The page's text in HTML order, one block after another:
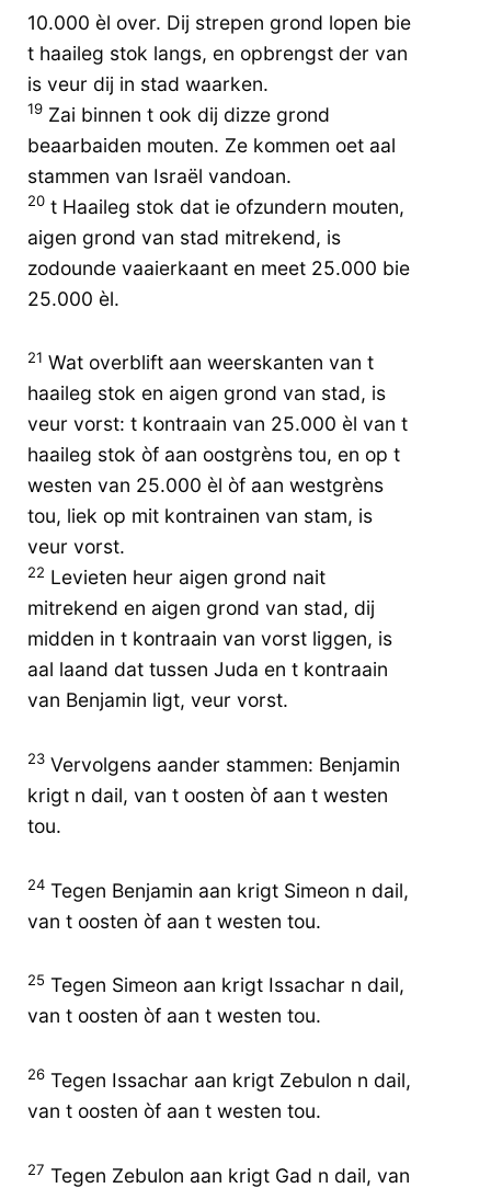
10.000 èl over. Dij strepen grond lopen bie
t haaileg stok langs, en opbrengst der van
is veur dij in stad waarken.
19 Zai binnen t ook dij dizze grond
beaarbaiden mouten. Ze kommen oet aal
stammen van Israël vandoan.
20 t Haaileg stok dat ie ofzundern mouten,
aigen grond van stad mitrekend, is
zodounde vaaierkaant en meet 25.000 bie
25.000 èl.
21 Wat overblift aan weerskanten van t
haaileg stok en aigen grond van stad, is
veur vorst: t kontraain van 25.000 èl van t
haaileg stok òf aan oostgrèns tou, en op t
westen van 25.000 èl òf aan westgrèns
tou, liek op mit kontrainen van stam, is
veur vorst.
22 Levieten heur aigen grond nait
mitrekend en aigen grond van stad, dij
midden in t kontraain van vorst liggen, is
aal laand dat tussen Juda en t kontraain
van Benjamin ligt, veur vorst.
23 Vervolgens aander stammen: Benjamin
krigt n dail, van t oosten òf aan t westen
tou.
24 Tegen Benjamin aan krigt Simeon n dail,
van t oosten òf aan t westen tou.
25 Tegen Simeon aan krigt Issachar n dail,
van t oosten òf aan t westen tou.
26 Tegen Issachar aan krigt Zebulon n dail,
van t oosten òf aan t westen tou.
27 Tegen Zebulon aan krigt Gad n dail, van